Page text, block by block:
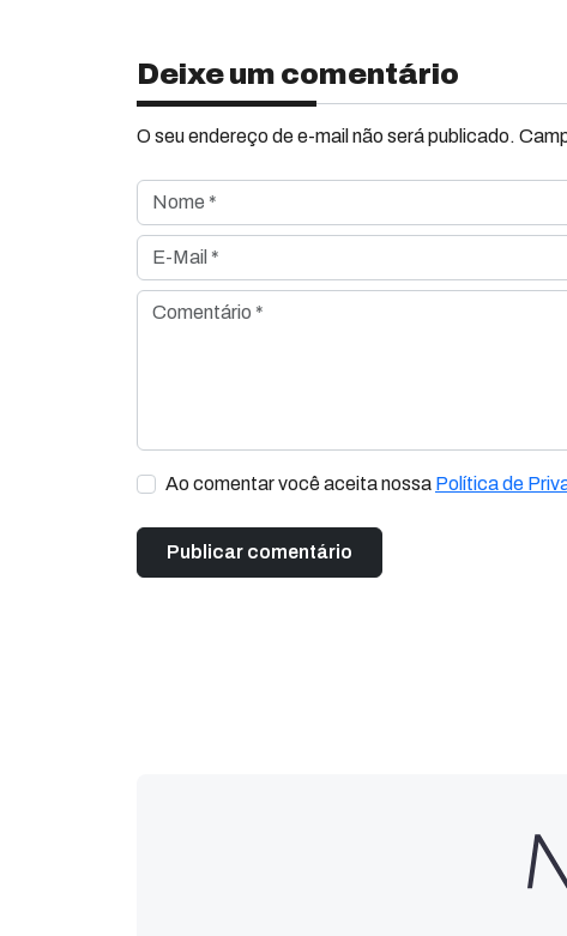
Deixe um comentário
O seu endereço de e-mail não será publicado.
Nome *
E-Mail *
Comentário *
Ao comentar você aceita nossa Política de